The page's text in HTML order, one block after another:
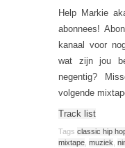
Help Markie
abonnees!
kanaal voor
wat zijn jou
negentig?
volgende
Track list
Tags classic hip
mixtape, muziek,